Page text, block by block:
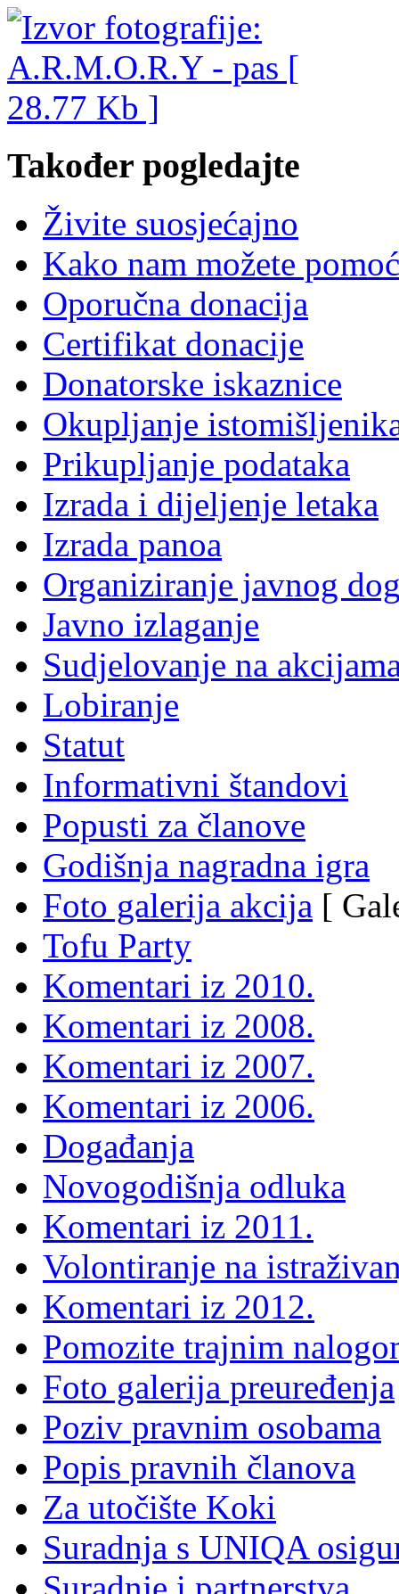
Također pogledajte
Živite suosjećajno
Kako nam možete
Oporučna donacija
Certifikat donacije
Donatorske iskaznice
Okupljanje
Prikupljanje podataka
Izrada i dijeljenje letaka
Izrada panoa
Organiziranje javnog
Javno izlaganje
Sudjelovanje na
Lobiranje
Statut
Informativni štandovi
Popusti za članove
Godišnja nagradna igra
Foto galerija akcija [
Tofu Party
Komentari iz 2010.
Komentari iz 2008.
Komentari iz 2007.
Komentari iz 2006.
Događanja
Novogodišnja odluka
Komentari iz 2011.
Volontiranje na
Komentari iz 2012.
Pomozite trajnim
Foto galerija preuređenja
Poziv pravnim osobama
Popis pravnih članova
Za utočište Koki
Suradnja s UNIQA